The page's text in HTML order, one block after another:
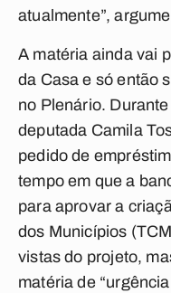
atualmente”,
A matéria ainda vai
da Casa e só então
no Plenário.
deputada Camila
pedido de
tempo em que a
para aprovar a
dos Municípios
vistas do projeto,
matéria de